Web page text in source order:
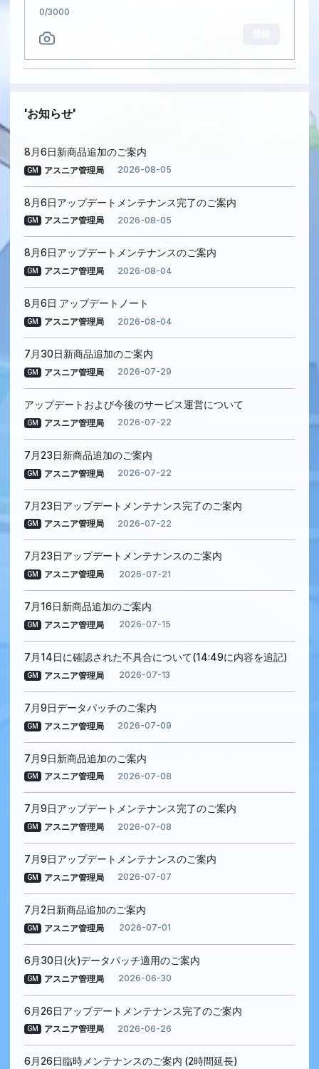
0/3000
お知らせ
8月6日新商品追加のご案内
GM アスニア管理局 2026-08-05
8月6日アップデートメンテナンス完了のご案内
GM アスニア管理局 2026-08-05
8月6日アップデートメンテナンスのご案内
GM アスニア管理局 2026-08-04
8月6日 アップデートノート
GM アスニア管理局 2026-08-04
7月30日新商品追加のご案内
GM アスニア管理局 2026-07-29
アップデートおよび今後のサービス運営について
GM アスニア管理局 2026-07-22
7月23日新商品追加のご案内
GM アスニア管理局 2026-07-22
7月23日アップデートメンテナンス完了のご案内
GM アスニア管理局 2026-07-22
7月23日アップデートメンテナンスのご案内
GM アスニア管理局 2026-07-21
7月16日新商品追加のご案内
GM アスニア管理局 2026-07-15
7月14日に確認された不具合について(14:49に内容を追記)
GM アスニア管理局 2026-07-13
7月9日データパッチのご案内
GM アスニア管理局 2026-07-09
7月9日新商品追加のご案内
GM アスニア管理局 2026-07-08
7月9日アップデートメンテナンス完了のご案内
GM アスニア管理局 2026-07-08
7月9日アップデートメンテナンスのご案内
GM アスニア管理局 2026-07-07
7月2日新商品追加のご案内
GM アスニア管理局 2026-07-01
6月30日(火)データパッチ適用のご案内
GM アスニア管理局 2026-06-30
6月26日アップデートメンテナンス完了のご案内
GM アスニア管理局 2026-06-26
6月26日臨時メンテナンスのご案内 (2時間延長)